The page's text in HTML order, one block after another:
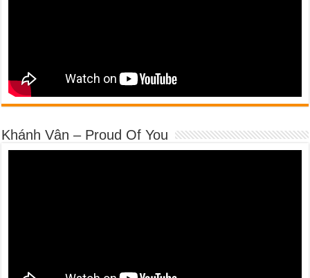
Khánh Vân – Proud Of You